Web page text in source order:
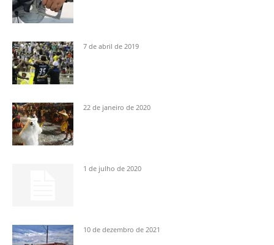
7 de abril de 2019
22 de janeiro de 2020
1 de julho de 2020
10 de dezembro de 2021